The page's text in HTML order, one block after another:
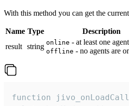
With this method you can get the
Name Type
Description
result string online - at least one
offline - no agents are
function